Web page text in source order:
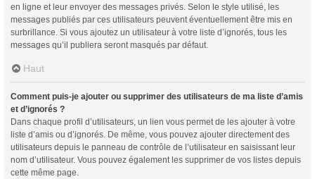
en ligne et leur envoyer des messages privés. Selon le style utilisé, les
messages publiés par ces utilisateurs peuvent éventuellement être mis en
surbrillance. Si vous ajoutez un utilisateur à votre liste d’ignorés, tous les
messages qu’il publiera seront masqués par défaut.
Haut
Comment puis-je ajouter ou supprimer des utilisateurs de ma liste d’amis
et d’ignorés ?
Dans chaque profil d’utilisateurs, un lien vous permet de les ajouter à votre
liste d’amis ou d’ignorés. De même, vous pouvez ajouter directement des
utilisateurs depuis le panneau de contrôle de l’utilisateur en saisissant leur
nom d’utilisateur. Vous pouvez également les supprimer de vos listes depuis
cette même page.